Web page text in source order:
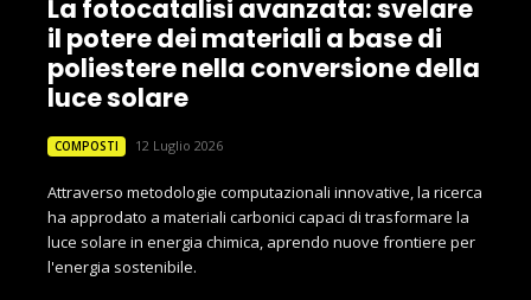
La fotocatalisi avanzata: svelare
il potere dei materiali a base di
poliestere nella conversione della
luce solare
COMPOSTI 12 Luglio 2026
Attraverso metodologie computazionali innovative, la ricerca
ha approdato a materiali carbonici capaci di trasformare la
luce solare in energia chimica, aprendo nuove frontiere per
l'energia sostenibile.